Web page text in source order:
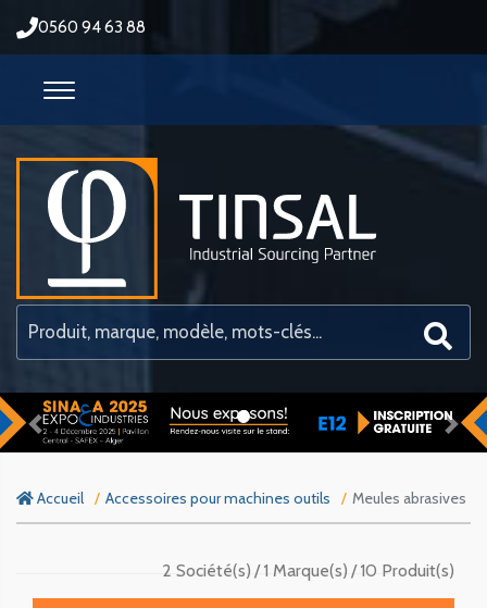
0560 94 63 88
Previous
Accueil Accessoires pour machines outils Meules abrasives
10 Produit(s)
1 Marque(s)
2 Société(s)